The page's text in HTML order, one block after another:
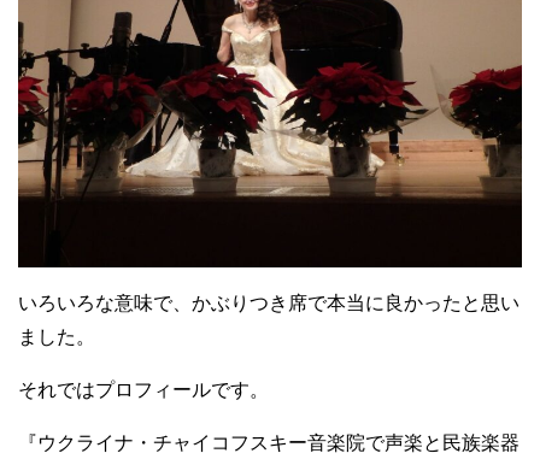
いろいろな意味で、かぶりつき席で本当に良かったと思い
ました。
それではプロフィールです。
『ウクライナ・チャイコフスキー音楽院で声楽と民族楽器